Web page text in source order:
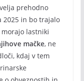
prehodno
2025 in bo trajalo
morajo lastniki
mačke, ne
kdaj v tem